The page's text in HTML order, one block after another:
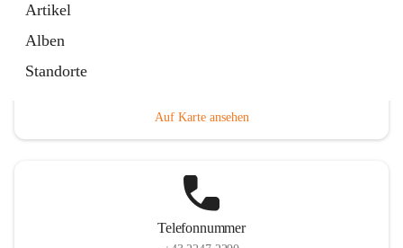
Artikel
Alben
Standorte
Auf Karte ansehen
Telefonnummer